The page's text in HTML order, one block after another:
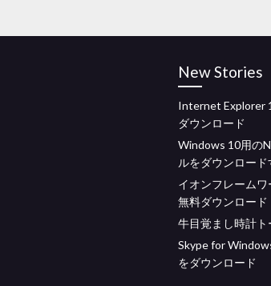
New Stories
Internet Explorer
ダウンロード
Windows 10用の
ルをダウンロー
イオンフレーム
無料ダウンロード
牛目覚まし時計
Skype for
をダウンロード